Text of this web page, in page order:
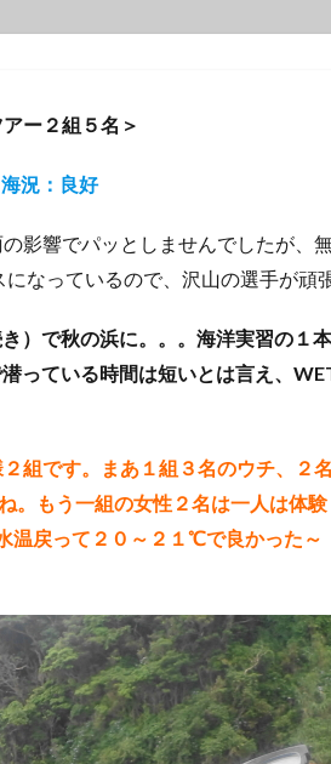
ー２組５名＞
況：良好
影響でパッとしませんでしたが、
なっているので、沢山の選手が頑
）で秋の浜に。。。海洋実習の１
っている時間は短いとは言え、
組です。まあ１組３名のウチ、２
。もう一組の女性２名は一人は体
温戻って２０～２１℃で良かった～
タンデムサイクリング
ウオ ツマジロオコゼ
トレッキング トレッキングツアー
カサゴ ナンヨウハギ
ナンヨウハギ幼
ノコギリハギ幼魚 ハイパワー電動自転車
ゼ ハタンポの群れ ハチジョウダツ
ハマフエフキ ハリセンボン
パワ
ヘッド ハンマーヘッドシャーク
ヒオ
りでも ヒメクサアジ ヒメニラミベニ
ァンダイビングツアー
フジイロウミウシ フジタウミウシ
フリソデエビ ベニカエルアンコウ
ホシエイの子供 ホタテツノハゼ
ホムラスベヨコエビ マイワシ マイワ